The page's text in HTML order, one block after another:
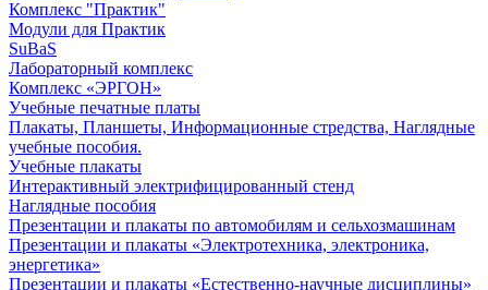
Комплекс "Практик"
Модули для Практик
SuBaS
Лабораторный комплекс
Комплекс «ЭРГОН»
Учебные печатные платы
Плакаты, Планшеты, Информационные стредства, Наглядные
учебные пособия.
Учебные плакаты
Интерактивный электрифицированный стенд
Наглядные пособия
Презентации и плакаты по автомобилям и сельхозмашинам
Презентации и плакаты «Электротехника, электроника,
энергетика»
Презентации и плакаты «Естественно-научные дисциплины»